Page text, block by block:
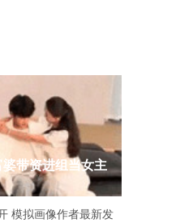
带资进组当女主
模拟画像作者最新发